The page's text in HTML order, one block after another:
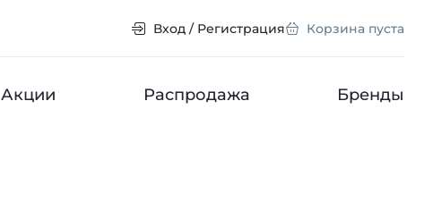
Вход / Регистрация Корзина пуста
Акции Распродажа Бренды